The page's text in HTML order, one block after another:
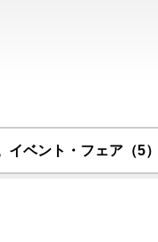
イベント・フェア（5